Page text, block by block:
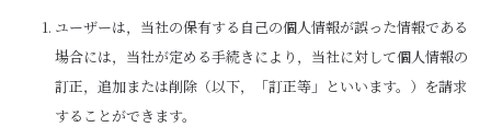
ユーザーは，当社の保有する自己の個人情報が誤った情報である
場合には，当社が定める手続きにより，当社に対して個人情報の
訂正，追加または削除（以下，「訂正等」といいます。）を請求
することができます。